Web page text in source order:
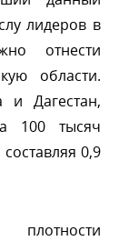
лидеро
отнести
области.
и Дагестан,
100 тысяч
0,9